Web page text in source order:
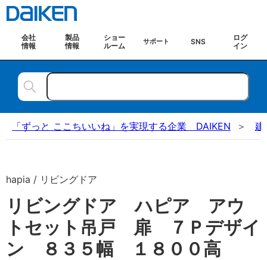
会社
情報
製品
情報
ショー
ルーム
サポート SNS
ログ
イン
「ずっと ここちいいね」を実現する企業 DAIKEN 建
hapia / リビングドア
リビングドア ハピア アウ
トセット吊戸 扉 ７Ｐデザイ
ン ８３５幅 １８００高